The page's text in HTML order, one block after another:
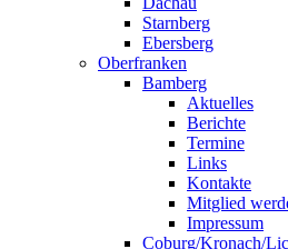
Starnberg
Ebersberg
Oberfranken
Bamberg
Aktuelles
Berichte
Termine
Links
Kontakte
Mitglied
Impressum
Coburg/Kronach/